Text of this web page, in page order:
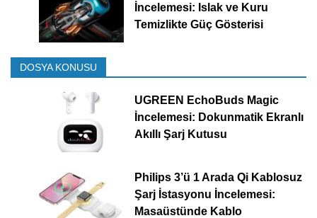
İncelemesi: Islak ve Kuru
Temizlikte Güç Gösterisi
DOSYA KONUSU
UGREEN EchoBuds Magic
İncelemesi: Dokunmatik Ekranlı
Akıllı Şarj Kutusu
Philips 3’ü 1 Arada Qi Kablosuz
Şarj İstasyonu İncelemesi:
Masaüstünde Kablo